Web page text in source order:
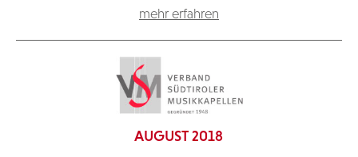
mehr erfahren
AUGUST 2018